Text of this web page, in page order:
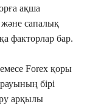
ақша
сапалық
факторлар бар.
Forex қоры
бірі
арқылы